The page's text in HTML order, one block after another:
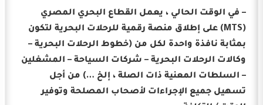
– في الوقت الحالي ، يعمل القطاع البحري المصري
(MTS) على إطلاق منصة رقمية للرحلات البحرية لتكون
بمثابة نافذة واحدة لكل من (خطوط الرحلات البحرية –
وكالات الرحلات البحرية – شركات السياحة – المشغلين
– السلطات المعنية ذات الصلة ، إلخ …) من أجل
تسهيل جميع الإجراءات لأصحاب المصلحة وتوفير